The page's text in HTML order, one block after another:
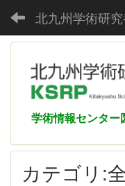
学術情報センター
カテゴリ: